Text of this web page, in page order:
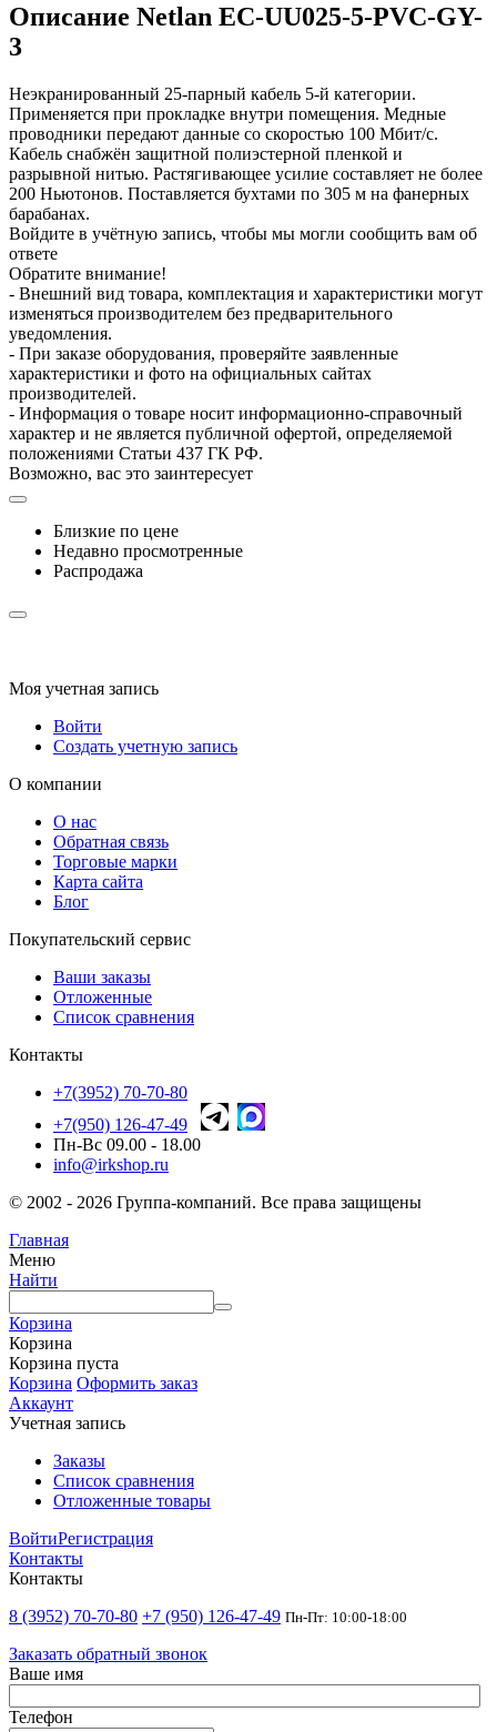
Описание Netlan EC-UU025-5-PVC-GY-
3
Неэкранированный 25-парный кабель 5-й категории.
Применяется при прокладке внутри помещения. Медные
проводники передают данные со скоростью 100 Мбит/с.
Кабель снабжён защитной полиэстерной пленкой и
разрывной нитью. Растягивающее усилие составляет не более
200 Ньютонов. Поставляется бухтами по 305 м на фанерных
барабанах.
Войдите в учётную запись, чтобы мы могли сообщить вам об
ответе
Обратите внимание!
- Внешний вид товара, комплектация и характеристики могут
изменяться производителем без предварительного
уведомления.
- При заказе оборудования, проверяйте заявленные
характеристики и фото на официальных сайтах
производителей.
- Информация о товаре носит информационно-справочный
характер и не является публичной офертой, определяемой
положениями Статьи 437 ГК РФ.
Возможно, вас это заинтересует
Близкие по цене
Недавно просмотренные
Распродажа
Моя учетная запись
Войти
Создать учетную запись
О компании
О нас
Обратная связь
Торговые марки
Карта сайта
Блог
Покупательский сервис
Ваши заказы
Отложенные
Список сравнения
Контакты
+7(3952) 70-70-80
+7(950) 126-47-49
Пн-Вс 09.00 - 18.00
info@irkshop.ru
© 2002 - 2026 Группа-компаний. Все права защищены
Главная
Меню
Найти
Корзина
Корзина
Корзина пуста
Корзина Оформить заказ
Аккаунт
Учетная запись
Заказы
Список сравнения
Отложенные товары
ВойтиРегистрация
Контакты
Контакты
8 (3952) 70-70-80 +7 (950) 126-47-49 Пн-Пт: 10:00-18:00
Заказать обратный звонок
Ваше имя
Телефон